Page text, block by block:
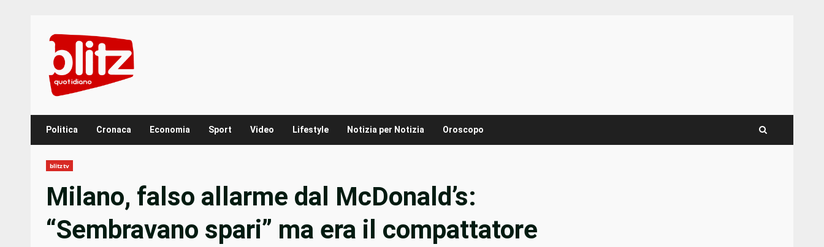
content
Politica Cronaca Economia Sport Video Lifestyle Notizia per Notizia Oroscopo
blitztv
Milano, falso allarme dal McDonald’s:
“Sembravano spari” ma era il compattatore